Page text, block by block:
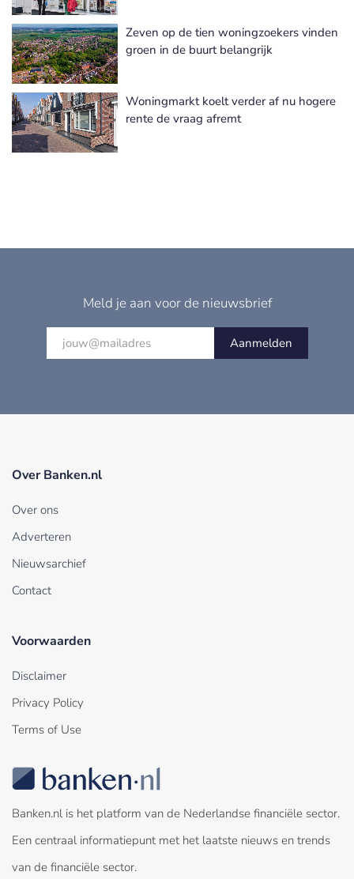
Zeven op de tien woningzoekers vinden
groen in de buurt belangrijk
Woningmarkt koelt verder af nu hogere
rente de vraag afremt
Meld je aan voor de nieuwsbrief
Aanmelden
Over Banken.nl
Over ons
Adverteren
Nieuwsarchief
Contact
Voorwaarden
Disclaimer
Privacy Policy
Terms of Use
Banken.nl is het platform van de Nederlandse financiële sector.
Een centraal informatiepunt met het laatste nieuws en trends
van de financiële sector.